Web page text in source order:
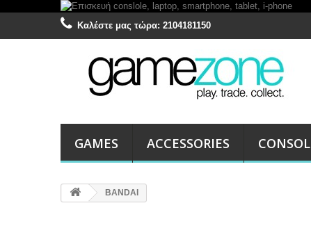
Καλέστε μας τώρα: 2104181150
GAMES ACCESSORIES
BANDAI